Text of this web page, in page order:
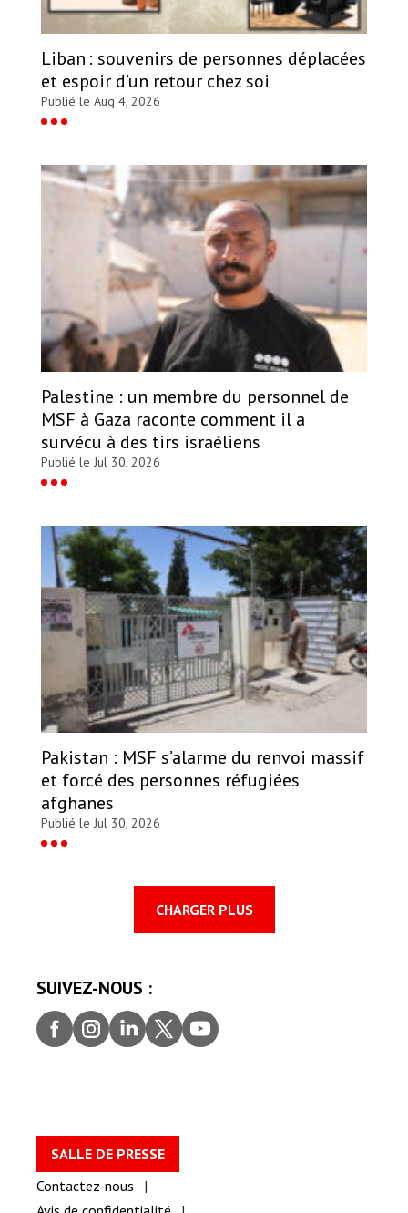
Liban : souvenirs de personnes déplacées
et espoir d’un retour chez soi
Publié le Aug 4, 2026
Palestine : un membre du personnel de
MSF à Gaza raconte comment il a
survécu à des tirs israéliens
Publié le Jul 30, 2026
Pakistan : MSF s’alarme du renvoi massif
et forcé des personnes réfugiées
afghanes
Publié le Jul 30, 2026
CHARGER PLUS
SUIVEZ-NOUS :
Faceb
ook
Insta
gram
Linke
dIn
Twitt
er
youtu
be
SALLE DE PRESSE
Contactez-nous